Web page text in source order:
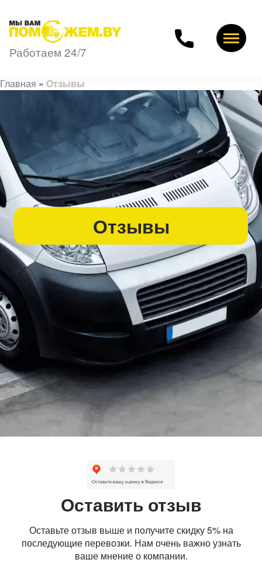
Работаем 24/7
Главная » Отзывы
Отзывы
Оставить отзыв
Оставьте отзыв выше и получите скидку 5% на
последующие перевозки. Нам очень важно узнать
ваше мнение о компании.